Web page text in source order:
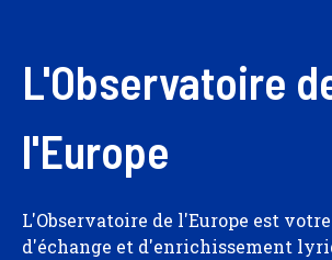
L'Observatoire
l'Europe
L'Observatoire de l'Europe est votre
d'échange et d'enrichissement